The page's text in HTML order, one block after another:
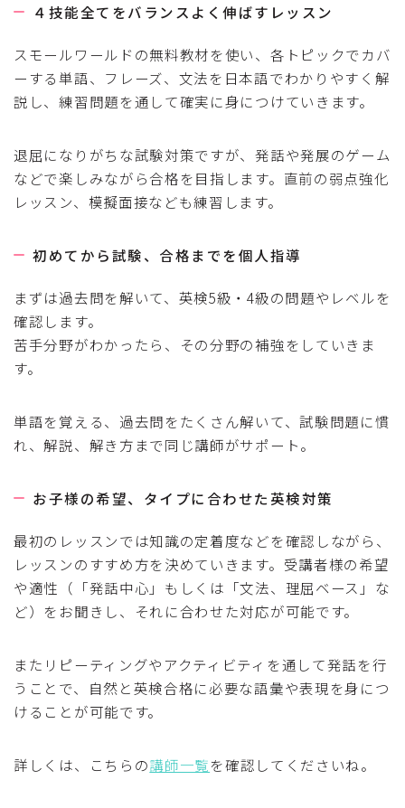
４技能全てをバランスよく伸ばすレッスン
スモールワールドの無料教材を使い、各トピックでカバ
ーする単語、フレーズ、文法を日本語でわかりやすく解
説し、練習問題を通して確実に身につけていきます。
退屈になりがちな試験対策ですが、発話や発展のゲーム
などで楽しみながら合格を目指します。直前の弱点強化
レッスン、模擬面接なども練習します。
初めてから試験、合格までを個人指導
まずは過去問を解いて、英検5級・4級の問題やレベルを
確認します。
苦手分野がわかったら、その分野の補強をしていきま
す。
単語を覚える、過去問をたくさん解いて、試験問題に慣
れ、解説、解き方まで同じ講師がサポート。
お子様の希望、タイプに合わせた英検対策
最初のレッスンでは知識の定着度などを確認しながら、
レッスンのすすめ方を決めていきます。受講者様の希望
や適性（「発話中心」もしくは「文法、理屈ベース」な
ど）をお聞きし、それに合わせた対応が可能です。
またリピーティングやアクティビティを通して発話を行
うことで、自然と英検合格に必要な語彙や表現を身につ
けることが可能です。
詳しくは、こちらの講師一覧を確認してくださいね。